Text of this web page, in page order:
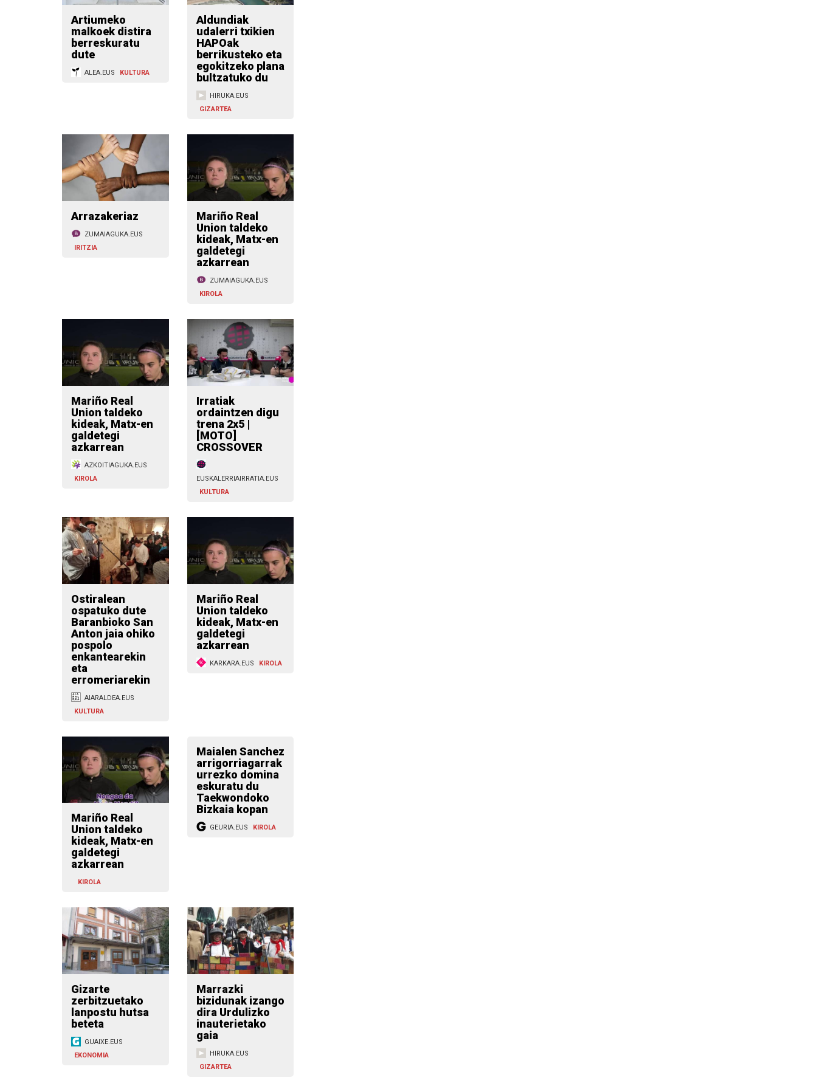
Artiumeko
malkoek distira
berreskuratu
dute
ALEA.EUS KULTURA
Aldundiak
udalerri txikien
HAPOak
berrikusteko eta
egokitzeko plana
bultzatuko du
HIRUKA.EUS
GIZARTEA
Arrazakeriaz
ZUMAIAGUKA.EUS
IRITZIA
Mariño Real
Union taldeko
kideak, Matx-en
galdetegi
azkarrean
ZUMAIAGUKA.EUS
KIROLA
Mariño Real
Union taldeko
kideak, Matx-en
galdetegi
azkarrean
AZKOITIAGUKA.EUS
KIROLA
Irratiak
ordaintzen digu
trena 2x5 |
[MOTO]
CROSSOVER
EUSKALERRIAIRRATIA.EUS
KULTURA
Ostiralean
ospatuko dute
Baranbioko San
Anton jaia ohiko
pospolo
enkantearekin
eta
erromeriarekin
AIARALDEA.EUS
KULTURA
Mariño Real
Union taldeko
kideak, Matx-en
galdetegi
azkarrean
KARKARA.EUS KIROLA
Mariño Real
Union taldeko
kideak, Matx-en
galdetegi
azkarrean
KIROLA
Maialen Sanchez
arrigorriagarrak
urrezko domina
eskuratu du
Taekwondoko
Bizkaia kopan
GEURIA.EUS KIROLA
Gizarte
zerbitzuetako
lanpostu hutsa
beteta
GUAIXE.EUS
EKONOMIA
Marrazki
bizidunak izango
dira Urdulizko
inauterietako
gaia
HIRUKA.EUS
GIZARTEA